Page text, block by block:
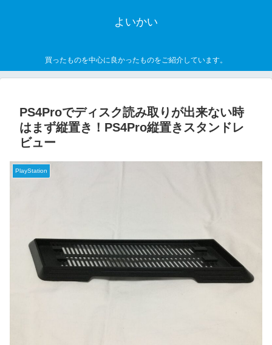
よいかい
買ったものを中心に良かったものをご紹介しています。
PS4Proでディスク読み取りが出来ない時
はまず縦置き！PS4Pro縦置きスタンドレ
ビュー
PlayStation